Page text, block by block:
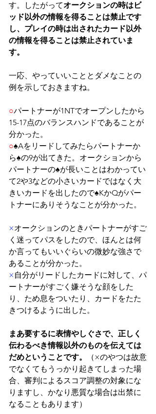
す。したがってオークションの時はビ
ッド以外の情報を得ることは禁止です
し、プレイの時は出されたカード以外
の情報を得ることは禁止されていま
す。
一応、やっていいこととダメなことの
例を示しておきますね。
○パートナーが1NTでオープンしたから
15-17点のバランスハンドであることが
分かった。
○♠Aをリードしてみたらパートナーか
ら♠の9が出てきた。オークションから
パートナーの♠が長いことはわかってい
て2や3などの小さいカードではなく大
きいカードを出したので♠KかQがパー
トナーにありそうなことが分かった。
×オークションのときパートナーがすご
く迷ってパスをしたので、ほんとは何
か言ってもいいぐらいの微妙な強さで
あることが分かった。
× 自分がリードしたカードに対して、パ
ートナーがすごく嫌そうな顔をした
り、ため息をついたり、カードをたた
きつけるように出した。
まあ要するに表情やしぐさで、正しく
伝わるべき情報以外のものを伝えては
だめということです。
（×のやつは故意
でなくてもうっかり起きてしまった場
合、審判によるスコア調整の対象にな
りますし、かなり悪質な場合は出禁に
なることもあります）